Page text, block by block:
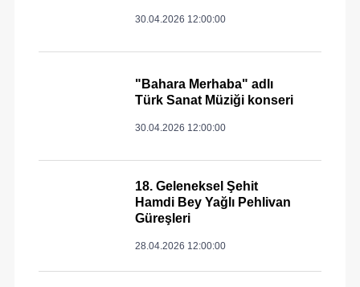
30.04.2026 12:00:00
"Bahara Merhaba" adlı
Türk Sanat Müziği konseri
30.04.2026 12:00:00
18. Geleneksel Şehit
Hamdi Bey Yağlı Pehlivan
Güreşleri
28.04.2026 12:00:00